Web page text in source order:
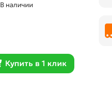
В наличии
Купить в 1 клик